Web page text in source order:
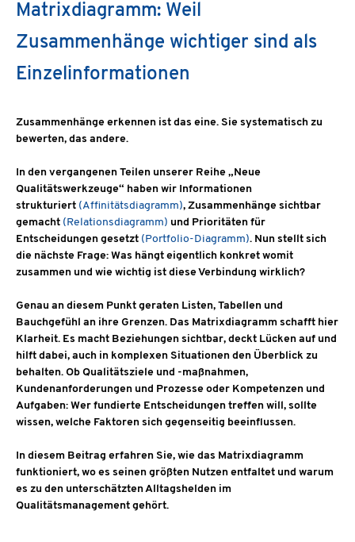
Matrixdiagramm: Weil
Zusammenhänge wichtiger sind als
Einzelinformationen
Zusammenhänge erkennen ist das eine. Sie systematisch zu
bewerten, das andere.
In den vergangenen Teilen unserer Reihe „Neue
Qualitätswerkzeuge“ haben wir Informationen
strukturiert (Affinitätsdiagramm), Zusammenhänge sichtbar
gemacht (Relationsdiagramm) und Prioritäten für
Entscheidungen gesetzt (Portfolio-Diagramm). Nun stellt sich
die nächste Frage: Was hängt eigentlich konkret womit
zusammen und wie wichtig ist diese Verbindung wirklich?
Genau an diesem Punkt geraten Listen, Tabellen und
Bauchgefühl an ihre Grenzen. Das Matrixdiagramm schafft hier
Klarheit. Es macht Beziehungen sichtbar, deckt Lücken auf und
hilft dabei, auch in komplexen Situationen den Überblick zu
behalten. Ob Qualitätsziele und -maßnahmen,
Kundenanforderungen und Prozesse oder Kompetenzen und
Aufgaben: Wer fundierte Entscheidungen treffen will, sollte
wissen, welche Faktoren sich gegenseitig beeinflussen.
In diesem Beitrag erfahren Sie, wie das Matrixdiagramm
funktioniert, wo es seinen größten Nutzen entfaltet und warum
es zu den unterschätzten Alltagshelden im
Qualitätsmanagement gehört.